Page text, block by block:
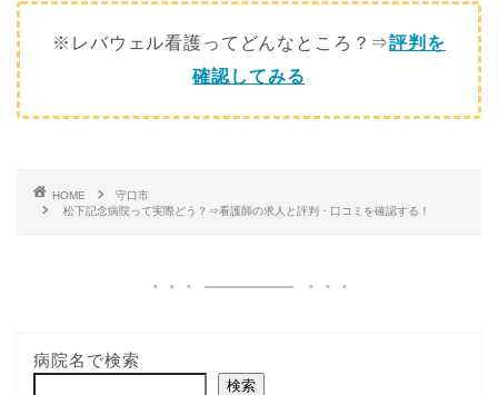
※レバウェル看護ってどんなところ？⇒評判を
確認してみる
HOME
守口市
松下記念病院って実際どう？⇒看護師の求人と評判・口コミを確認する！
病院名で検索
検索